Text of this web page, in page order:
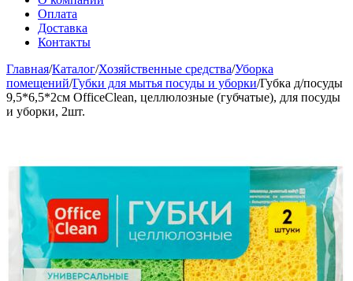
Оплата
Доставка
Контакты
Главная/Каталог/Хозяйственные средства/Уборка
помещений/Губки для мытья посуды и уборки/Губка д/посуды
9,5*6,5*2см OfficeClean, целлюлозные (губчатые), для посуды
и уборки, 2шт.